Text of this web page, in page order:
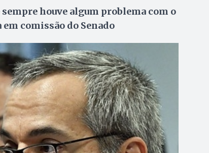
houve algum problema com o
comissão do Senado